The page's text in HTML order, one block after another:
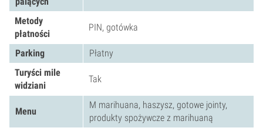
Metody
płatności
PIN, gotówka
Parking
Płatny
Turyści mile
widziani
Tak
Menu
M marihuana, haszysz, gotowe jointy,
produkty spożywcze z marihuaną